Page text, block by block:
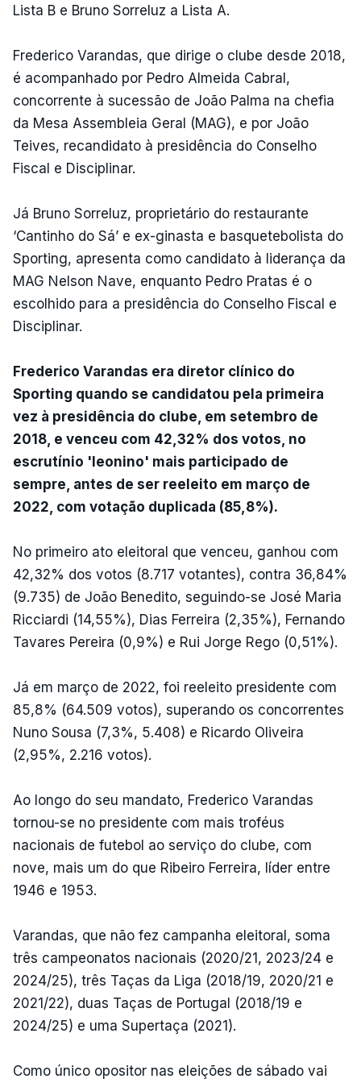
Lista B e Bruno Sorreluz a Lista A.
Frederico Varandas, que dirige o clube desde 2018,
é acompanhado por Pedro Almeida Cabral,
concorrente à sucessão de João Palma na chefia
da Mesa Assembleia Geral (MAG), e por João
Teives, recandidato à presidência do Conselho
Fiscal e Disciplinar.
Já Bruno Sorreluz, proprietário do restaurante
‘Cantinho do Sá’ e ex-ginasta e basquetebolista do
Sporting, apresenta como candidato à liderança da
MAG Nelson Nave, enquanto Pedro Pratas é o
escolhido para a presidência do Conselho Fiscal e
Disciplinar.
Frederico Varandas era diretor clínico do
Sporting quando se candidatou pela primeira
vez à presidência do clube, em setembro de
2018, e venceu com 42,32% dos votos, no
escrutínio 'leonino' mais participado de
sempre, antes de ser reeleito em março de
2022, com votação duplicada (85,8%).
No primeiro ato eleitoral que venceu, ganhou com
42,32% dos votos (8.717 votantes), contra 36,84%
(9.735) de João Benedito, seguindo-se José Maria
Ricciardi (14,55%), Dias Ferreira (2,35%), Fernando
Tavares Pereira (0,9%) e Rui Jorge Rego (0,51%).
Já em março de 2022, foi reeleito presidente com
85,8% (64.509 votos), superando os concorrentes
Nuno Sousa (7,3%, 5.408) e Ricardo Oliveira
(2,95%, 2.216 votos).
Ao longo do seu mandato, Frederico Varandas
tornou-se no presidente com mais troféus
nacionais de futebol ao serviço do clube, com
nove, mais um do que Ribeiro Ferreira, líder entre
1946 e 1953.
Varandas, que não fez campanha eleitoral, soma
três campeonatos nacionais (2020/21, 2023/24 e
2024/25), três Taças da Liga (2018/19, 2020/21 e
2021/22), duas Taças de Portugal (2018/19 e
2024/25) e uma Supertaça (2021).
Como único opositor nas eleições de sábado vai